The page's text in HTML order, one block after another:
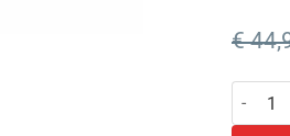
€
Dropset